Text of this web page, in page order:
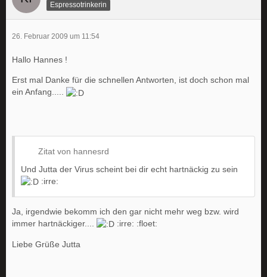
Espressotrinkerin
26. Februar 2009 um 11:54
Hallo Hannes !
Erst mal Danke für die schnellen Antworten, ist doch schon mal
ein Anfang.....
Zitat von hannesrd
Und Jutta der Virus scheint bei dir echt hartnäckig zu sein
:irre:
Ja, irgendwie bekomm ich den gar nicht mehr weg bzw. wird
immer hartnäckiger....
:irre: :floet:
Liebe Grüße Jutta